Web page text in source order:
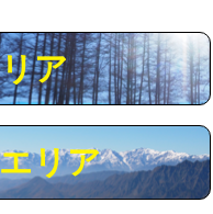
44,000円
+8,800円
ア
リア